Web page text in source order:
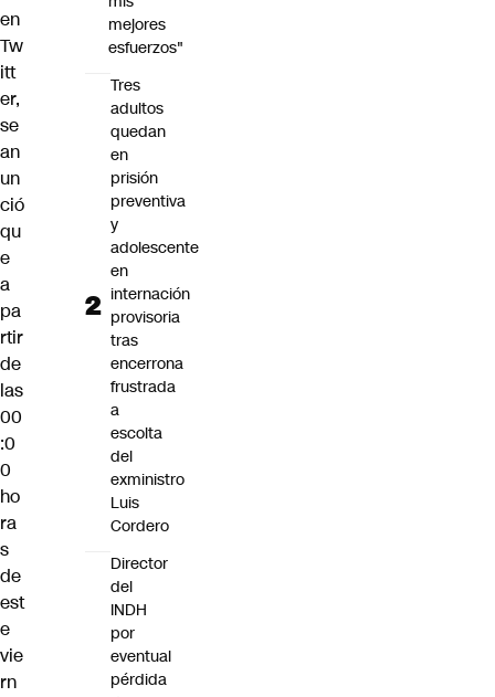
en
Tw
itt
er,
se
an
un
ció
qu
e
a
pa
rtir
de
las
00
:0
0
ho
ra
s
de
est
e
vie
rn
mejores
esfuerzos"
Tres
adultos
quedan
en
prisión
preventiva
y
adolescente
en
internación
provisoria
tras
encerrona
frustrada
a
escolta
del
exministro
Luis
Cordero
Director
del
INDH
por
eventual
pérdida